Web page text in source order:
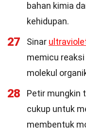
bahan kimia
kehidupan.
27 Sinar
memicu
molekul
28
Petir mungkin
cukup untuk
membentuk